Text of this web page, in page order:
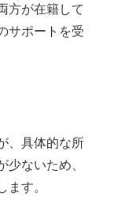
方が在籍して
サポートを受
、具体的な所
少ないため、
ます。